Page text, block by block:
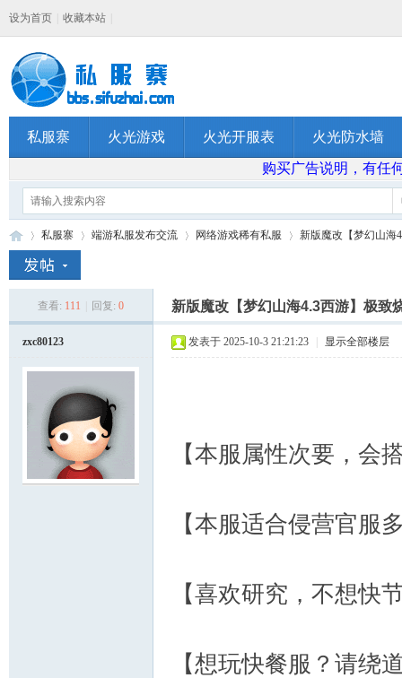
设为首页 收藏本站
私服寨 火光游戏 火光开服表 火光防水墙
购买广告说明，有任
私服寨
›
端游私服发布交流
›
网络游戏稀有私服
›
新版魔改【梦幻山海
查看: 111 回复: 0 新版魔改【梦幻山海4.3西游】极致
zxc80123 发表于 2025-10-3 21:21:23 显示全部楼层
【本服属性次要，会
【本服适合侵营官服
【喜欢研究，不想快
【想玩快餐服？请绕